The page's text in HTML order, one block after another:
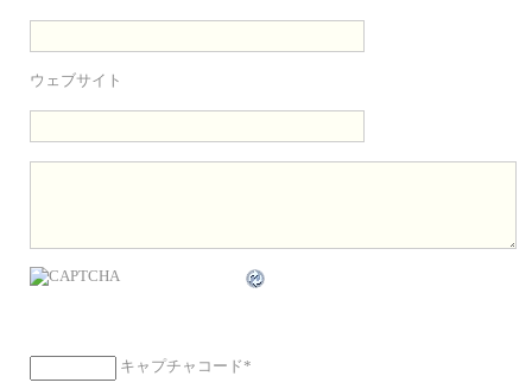
ウェブサイト
キャプチャコード *